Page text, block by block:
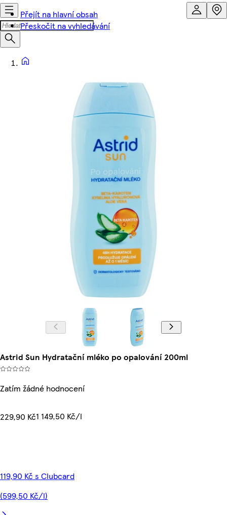
Přejít na hlavní obsah
Přeskočit na vyhledávání
Astrid Sun Hydratační mléko po opalování 200ml
Zatím žádné hodnocení
229,90 Kč1 149,50 Kč/l
119,90 Kč s Clubcard
(599,50 Kč/l)